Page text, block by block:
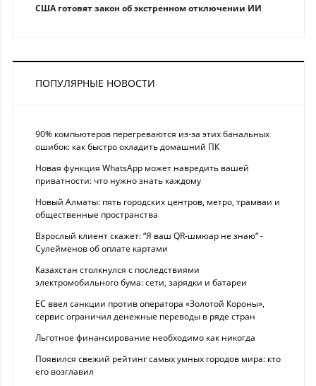
США готовят закон об экстренном отключении ИИ
ПОПУЛЯРНЫЕ НОВОСТИ
90% компьютеров перегреваются из-за этих банальных
ошибок: как быстро охладить домашний ПК
Новая функция WhatsApp может навредить вашей
приватности: что нужно знать каждому
Новый Алматы: пять городских центров, метро, трамваи и
общественные пространства
Взрослый клиент скажет: “Я ваш QR-шмюар не знаю“ -
Сулейменов об оплате картами
Казахстан столкнулся с последствиями
электромобильного бума: сети, зарядки и батареи
ЕС ввел санкции против оператора «Золотой Короны»,
сервис ограничил денежные переводы в ряде стран
Льготное финансирование необходимо как никогда
Появился свежий рейтинг самых умных городов мира: кто
его возглавил